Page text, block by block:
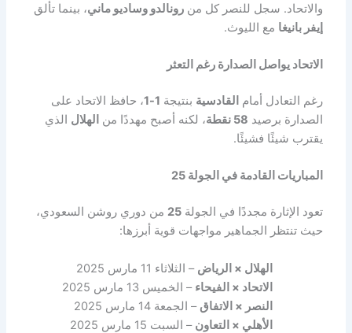
والاتحاد. سجل للنصر كل منرونالدو وساديو ماني، بينما تألق
إيفر بانيغا مع الليوث.
الاتحاد يواصل الصدارة رغم التعثر
رغم التعادل أمام القادسية بنتيجة 1-1
، حافظ الاتحاد على
الصدارة برصيد 58 نقطة ، لكنه أصبح مهددًا من الهلال الذي
يقترب شيئًا فشيئًا.
المباريات القادمة في الجولة 25
تعود الإثارة مجددًا في الجولة25 من دوري روشن السعودي،
حيث تنتظر الجماهير مواجهات قوية أبرزها:
الهلال × الرياض – الثلاثاء 11 مارس 2025
الاتحاد × الفيحاء – الخميس 13 مارس 2025
النصر × الاتفاق– الجمعة 14 مارس 2025
الأهلي × التعاون – السبت 15 مارس 2025